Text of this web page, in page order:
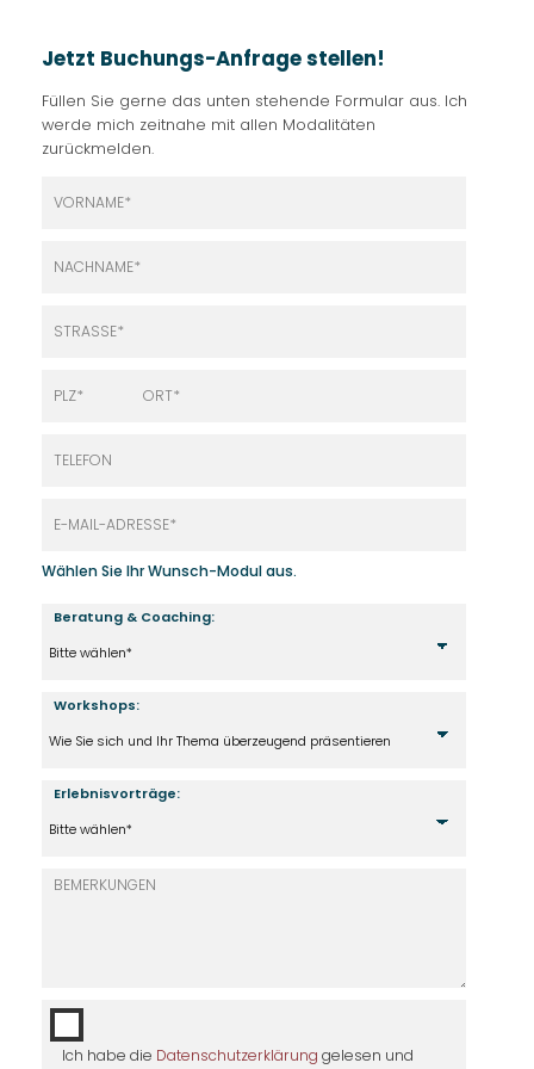
Jetzt Buchungs-Anfrage stellen!
Füllen Sie gerne das unten stehende Formular aus. Ich
werde mich zeitnahe mit allen Modalitäten
zurückmelden.
Wählen Sie Ihr Wunsch-Modul aus.
Beratung & Coaching:
Workshops:
Erlebnisvorträge:
Ich habe die Datenschutzerklärung gelesen und